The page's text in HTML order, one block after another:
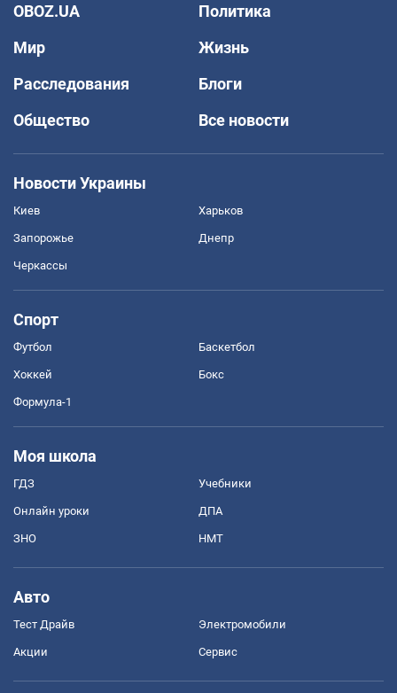
OBOZ.UA
Политика
Мир
Жизнь
Расследования
Блоги
Общество
Все новости
Новости Украины
Киев Харьков
Запорожье Днепр
Черкассы
Спорт
Футбол Баскетбол
Хоккей Бокс
Формула-1
Моя школа
ГДЗ Учебники
Онлайн уроки ДПА
ЗНО НМТ
Авто
Тест Драйв Электромобили
Акции Сервис